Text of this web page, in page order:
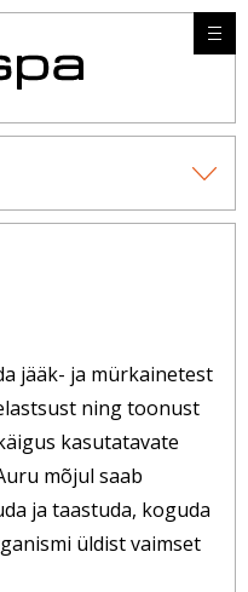
jääk- ja mürkainetest
ning toonust
kasutatavate
mõjul saab
ja taastuda, koguda
üldist vaimset